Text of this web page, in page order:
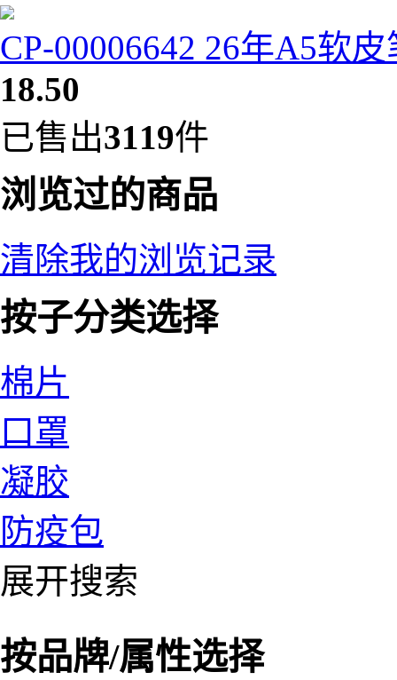
CP-00006642 26年A5软
18.50
已售出3119件
浏览过的商品
清除我的浏览记录
按子分类选择
棉片
口罩
凝胶
防疫包
展开搜索
按品牌/属性选择